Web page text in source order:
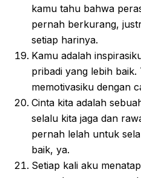
kamu tahu bahwa
pernah berkurang,
setiap harinya.
Kamu adalah
pribadi yang lebih
memotivasiku dengan
Cinta kita adalah
selalu kita jaga dan
pernah lelah untuk
baik, ya.
Setiap kali aku